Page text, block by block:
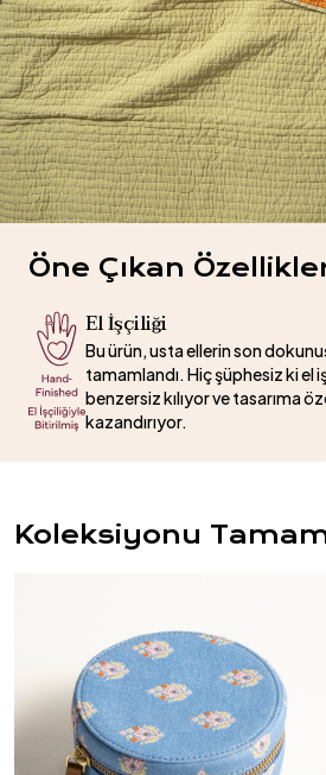
Öne Çıkan
El İşçiliği
Bu ürün, usta ellerin son
tamamlandı. Hiç şüphesiz ki el
benzersiz kılıyor ve tasarıma
kazandırıyor.
Koleksiyonu